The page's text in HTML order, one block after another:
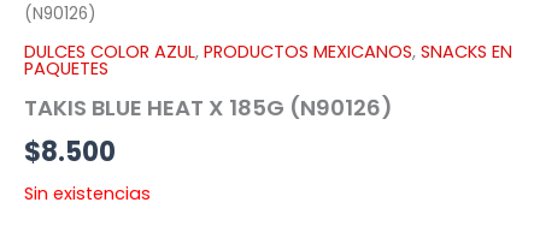
(N90126)
DULCES COLOR AZUL, PRODUCTOS MEXICANOS, SNACKS EN
PAQUETES
TAKIS BLUE HEAT X 185G (N90126)
$8.500
Sin existencias